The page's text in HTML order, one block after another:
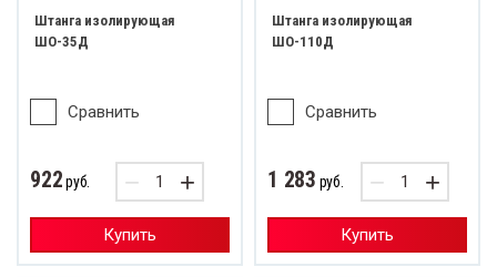
Штанга изолирующая
ШО-35Д
Сравнить
922руб. − +
Купить
Штанга изолирующая
ШО-110Д
Сравнить
1 283 руб. − +
Купить